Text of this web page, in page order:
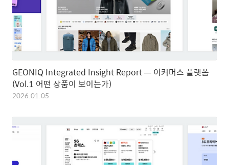
GEONIQ Integrated Insight Report — 이커머스 플랫폼
(Vol.1 어떤 상품이 보이는가)
2026.01.05